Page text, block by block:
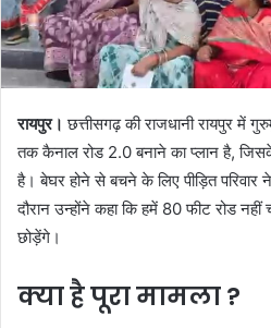
रायपुर।छत्तीसगढ़ की राजधानी रायपुर में
तक कैनाल रोड 2.0 बनाने का प्लान है,
है। बेघर होने से बचने के लिए पीड़ित
दौरान उन्होंने कहा कि हमें 80 फीट रोड नहीं
छोड़ेंगे।
क्या है पूरा मामला ?